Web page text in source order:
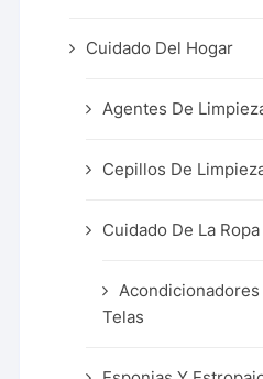
Cuidado Del Hogar
Agentes De
Cepillos De
Cuidado De La Ropa
Telas